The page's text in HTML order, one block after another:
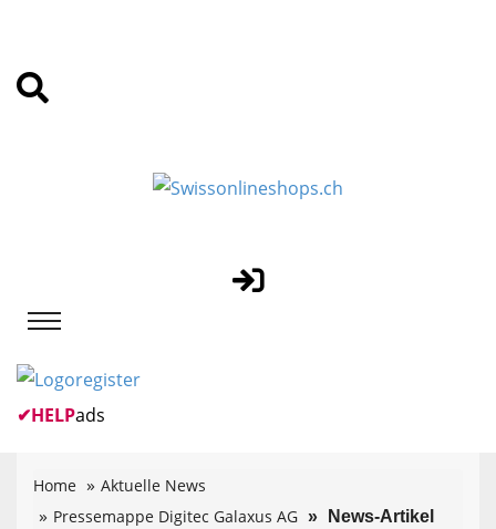
✔HELPads
Home
Aktuelle News
Pressemappe Digitec Galaxus AG
News-Artikel